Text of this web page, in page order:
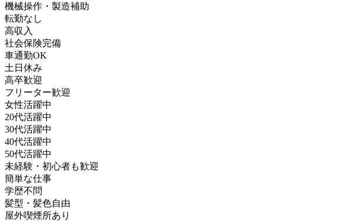
機械操作・製造補助
転勤なし
高収入
社会保険完備
車通勤OK
土日休み
高卒歓迎
フリーター歓迎
女性活躍中
20代活躍中
30代活躍中
40代活躍中
50代活躍中
未経験・初心者も歓迎
簡単な仕事
学歴不問
髪型・髪色自由
屋外喫煙所あり